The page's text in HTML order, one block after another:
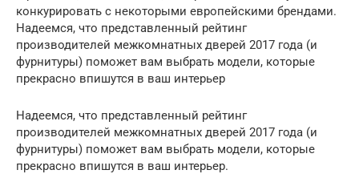
конкурировать с некоторыми европейскими брендами.
Надеемся, что представленный рейтинг
производителей межкомнатных дверей 2017 года (и
фурнитуры) поможет вам выбрать модели, которые
прекрасно впишутся в ваш интерьер
Надеемся, что представленный рейтинг
производителей межкомнатных дверей 2017 года (и
фурнитуры) поможет вам выбрать модели, которые
прекрасно впишутся в ваш интерьер.